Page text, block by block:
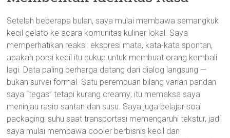
Setelah beberapa bulan, saya mulai membawa semangkuk
kecil gelato ke acara komunitas kuliner lokal. Saya
memperhatikan reaksi: ekspresi mata, kata-kata spontan,
apakah porsi kecil itu cukup untuk membuat orang kembali
lagi. Data paling berharga datang dari dialog langsung —
bukan survei formal. Satu perempuan bilang varian pandan
saya “tegas” tetapi kurang creamy; itu memaksa saya
meninjau rasio santan dan susu. Saya juga belajar soal
packaging: suhu saat transportasi memengaruhi tekstur, jadi
saya mulai membawa cooler berbisnis kecil dan